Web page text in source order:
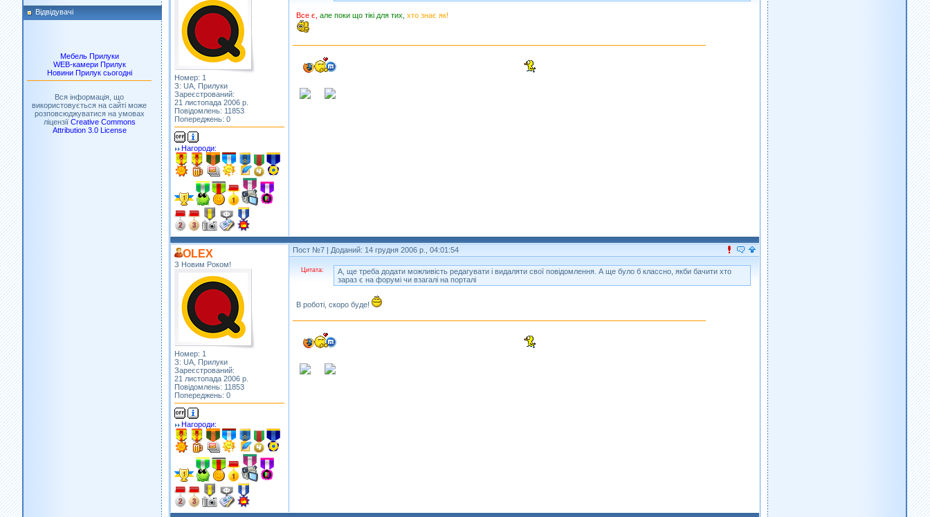
Відвідувачі
Мебель Прилуки
WEB-камери Прилук
Новини Прилук сьогодні
Вся інформація, що
використовується на сайті може
розповсюджуватися на умовах
ліцензії Creative Commons
Attribution 3.0 License
Номер: 1
З: UA, Прилуки
Зареєстрований:
21 листопада 2006 р.
Повідомлень: 11853
Попереджень: 0
Нагороди:
Все є, але поки що тікі для тих, хто знає як!
OLEX
З Новим Роком!
Номер: 1
З: UA, Прилуки
Зареєстрований:
21 листопада 2006 р.
Повідомлень: 11853
Попереджень: 0
Нагороди:
Пост №7 | Доданий: 14 грудня 2006 р., 04:01:54
Цитата:
А, ще треба додати можливість редагувати і видаляти свої повідомлення. А ще було б классно, якби бачити хто
зараз є на форумі чи взагалі на порталі
В роботі, скоро буде!